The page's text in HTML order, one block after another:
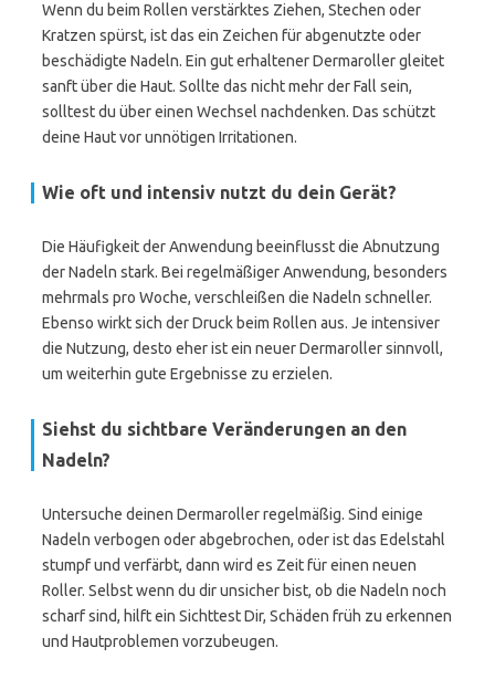
Wenn du beim Rollen verstärktes Ziehen, Stechen oder
Kratzen spürst, ist das ein Zeichen für abgenutzte oder
beschädigte Nadeln. Ein gut erhaltener Dermaroller gleitet
sanft über die Haut. Sollte das nicht mehr der Fall sein,
solltest du über einen Wechsel nachdenken. Das schützt
deine Haut vor unnötigen Irritationen.
Wie oft und intensiv nutzt du dein Gerät?
Die Häufigkeit der Anwendung beeinflusst die Abnutzung
der Nadeln stark. Bei regelmäßiger Anwendung, besonders
mehrmals pro Woche, verschleißen die Nadeln schneller.
Ebenso wirkt sich der Druck beim Rollen aus. Je intensiver
die Nutzung, desto eher ist ein neuer Dermaroller sinnvoll,
um weiterhin gute Ergebnisse zu erzielen.
Siehst du sichtbare Veränderungen an den
Nadeln?
Untersuche deinen Dermaroller regelmäßig. Sind einige
Nadeln verbogen oder abgebrochen, oder ist das Edelstahl
stumpf und verfärbt, dann wird es Zeit für einen neuen
Roller. Selbst wenn du dir unsicher bist, ob die Nadeln noch
scharf sind, hilft ein Sichttest Dir, Schäden früh zu erkennen
und Hautproblemen vorzubeugen.